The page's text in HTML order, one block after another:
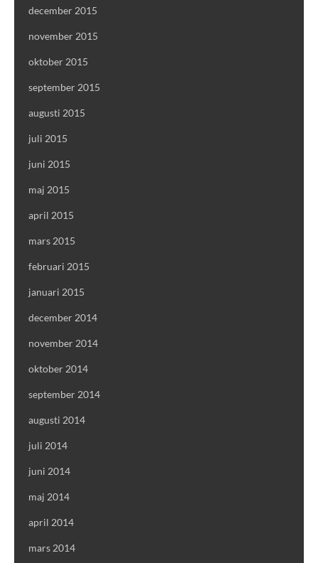
december 2015
november 2015
oktober 2015
september 2015
augusti 2015
juli 2015
juni 2015
maj 2015
april 2015
mars 2015
februari 2015
januari 2015
december 2014
november 2014
oktober 2014
september 2014
augusti 2014
juli 2014
juni 2014
maj 2014
april 2014
mars 2014